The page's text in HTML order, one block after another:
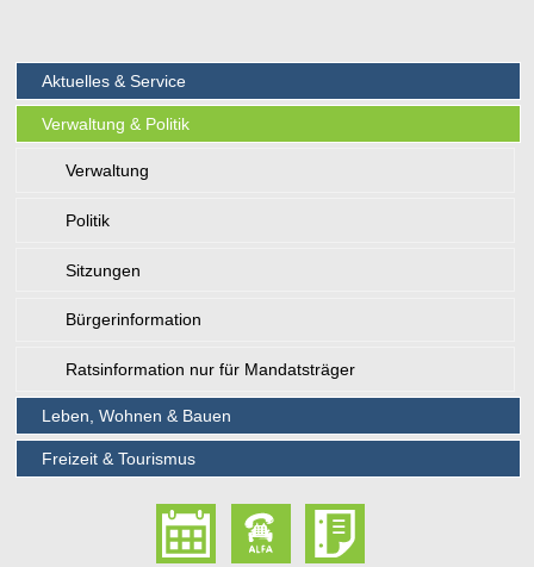
Aktuelles & Service
Verwaltung & Politik
Verwaltung
Politik
Sitzungen
Bürgerinformation
Ratsinformation nur für Mandatsträger
Leben, Wohnen & Bauen
Freizeit & Tourismus